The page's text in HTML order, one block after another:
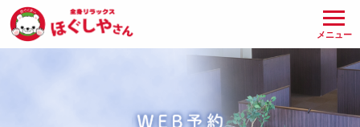
メニュー